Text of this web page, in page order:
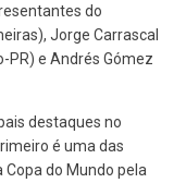
do
Jorge Carrascal
PR) e Andrés Gómez
destaques no
é uma das
do Mundo pela